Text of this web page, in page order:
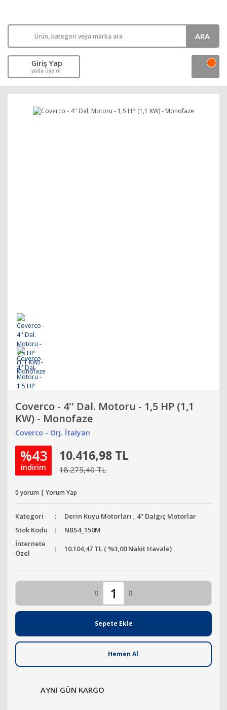
ARA
Giriş Yap
yada üye ol
Coverco - 4'' Dal. Motoru - 1,5 HP (1,1
KW) - Monofaze
Coverco - Orj. İtalyan
%43
indirim
10.416,98 TL
18.275,40 TL
0 yorum | Yorum Yap
Kategori Derin Kuyu Motorları , 4'' Dalgıç Motorlar
Stok Kodu
NBS4_150M
İnternete
Özel
10.104,47 TL ( %3,00 Nakit Havale)
Sepete Ekle
Hemen Al
AYNI GÜN KARGO